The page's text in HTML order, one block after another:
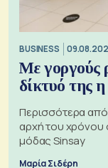
BUSINESS
Με γοργούς
δίκτυό της
Περισσότερα από
αρχή του χρόνου
μόδας Sinsay
Μαρία Σιδέρη